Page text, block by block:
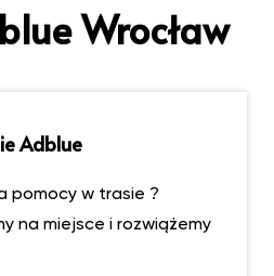
Wrocław
Adblue
pomocy w trasie ?
na miejsce i rozwiążemy